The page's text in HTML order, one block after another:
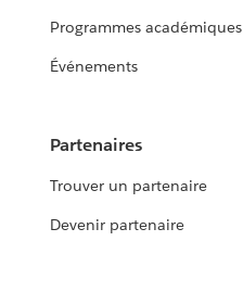
Programmes académiques
Événements
Partenaires
Trouver un partenaire
Devenir partenaire